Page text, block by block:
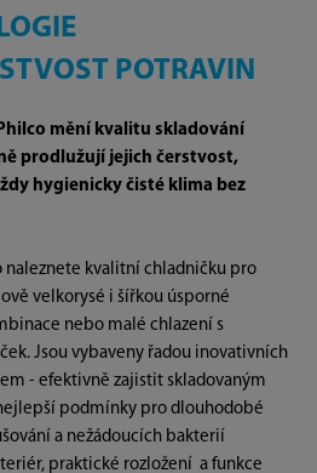
POTRAVIN
mění kvalitu skladování
prodlužují jejich čerstvost,
hygienicky čisté klima bez
naleznete kvalitní chladničku pro
velkorysé i šířkou úsporné
nebo malé chlazení s
Jsou vybaveny řadou inovativních
- efektivně zajistit skladovaným
podmínky pro dlouhodobé
a nežádoucích bakterií
praktické rozložení a funkce